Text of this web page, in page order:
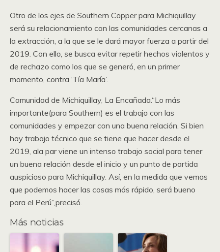
Otro de los ejes de Southern Copper para Michiquillay
será su relacionamiento con las comunidades cercanas a
la extracción, a la que se le dará mayor fuerza a partir del
2019. Con ello, se busca evitar repetir hechos violentos y
de rechazo como los que se generó, en un primer
momento, contra ‘Tía María’.
Comunidad de Michiquillay, La Encañada.“Lo más
importante(para Southern) es el trabajo con las
comunidades y empezar con una buena relación. Si bien
hay trabajo técnico que se tiene que hacer desde el
2019, ala par viene un intenso trabajo social para tener
un buena relación desde el inicio y un punto de partida
auspicioso para Michiquillay. Así, en la medida que vemos
que podemos hacer las cosas más rápido, será bueno
para el Perú”,precisó.
Más noticias